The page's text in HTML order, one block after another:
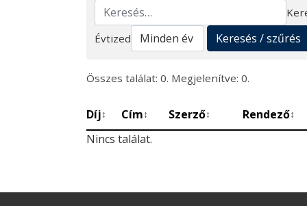
Keresés
Évtized
Keresés / szűrés
Összes találat: 0. Megjelenítve: 0.
Díj↕ Cím↕ Szerző↕ Rendező↕
Nincs találat.